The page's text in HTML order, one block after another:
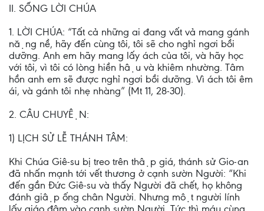
II. SỐNG LỜI CHÚA
1. LỜI CHÚA: “Tất cả những ai đang vất vả mang gánh
nặng nề, hãy đến cùng tôi, tôi sẽ cho nghỉ ngơi bồi
dưỡng. Anh em hãy mang lấy ách của tôi, và hãy học
với tôi, vì tôi có lòng hiền hậu và khiêm nhường. Tâm
hồn anh em sẽ được nghỉ ngơi bồi dưỡng. Vì ách tôi êm
ái, và gánh tôi nhẹ nhàng” (Mt 11, 28-30).
2. CÂU CHUYỆN:
1) LỊCH SỬ LỄ THÁNH TÂM:
Khi Chúa Giê-su bị treo trên thập giá, thánh sử Gio-an
đã nhấn mạnh tới vết thương ở cạnh sườn Người: “Khi
đến gần Đức Giê-su và thấy Người đã chết, họ không
đánh giập ống chân Người. Nhưng một người lính
lấy giáo đâm vào cạnh sườn Người. Tức thì máu cùng